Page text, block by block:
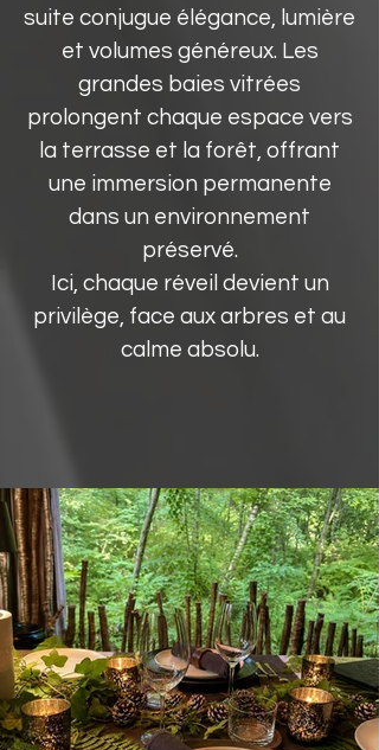
suite conjugue élégance, lumière
et volumes généreux. Les
grandes baies vitrées
prolongent chaque espace vers
la terrasse et la forêt, offrant
une immersion permanente
dans un environnement
préservé.
Ici, chaque réveil devient un
privilège, face aux arbres et au
calme absolu.​